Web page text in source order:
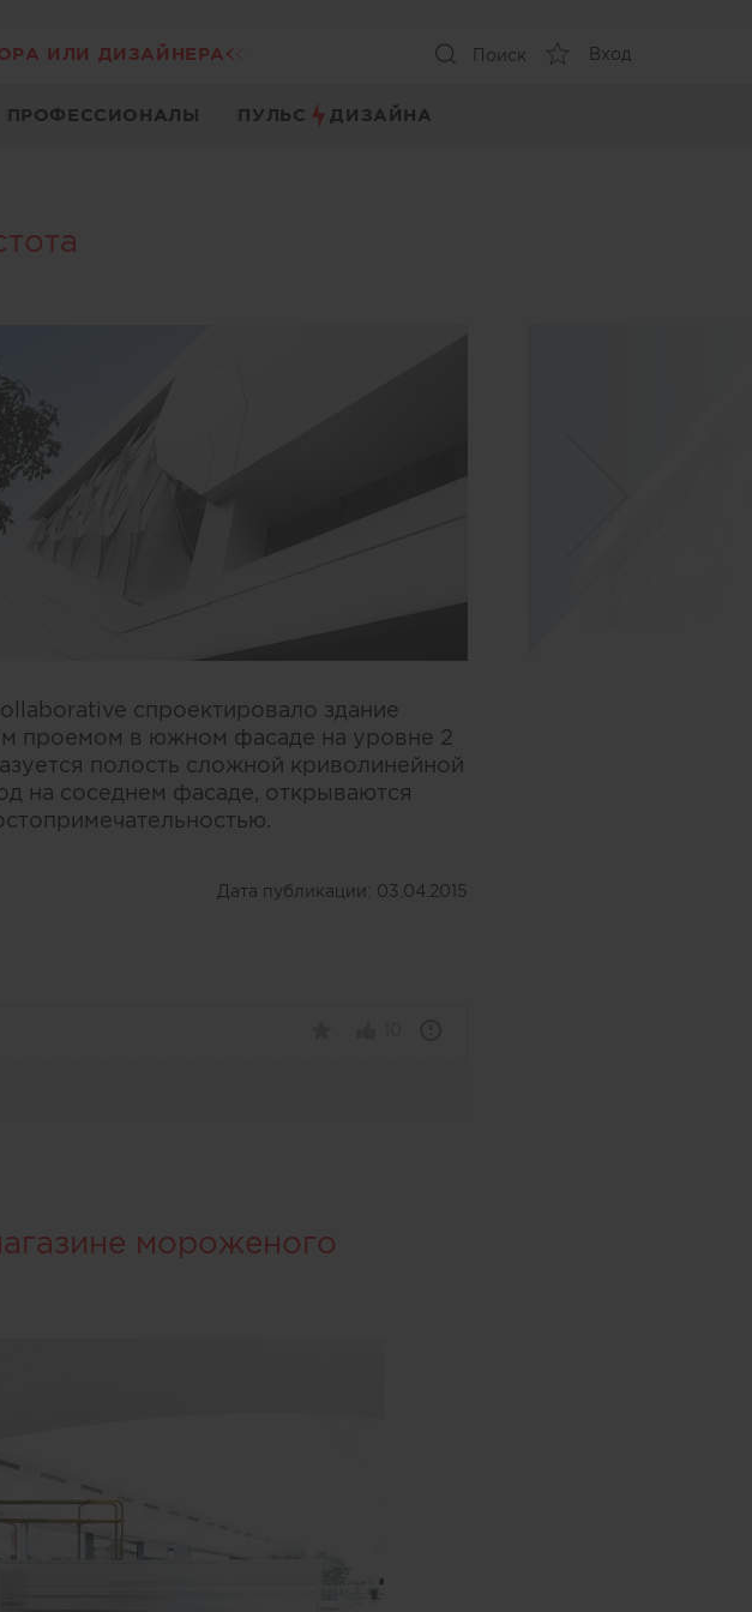
ИЛИ ДИЗАЙНЕРА Поиск Вход
ПРОФЕССИОНАЛЫ ПУЛЬС ДИЗАЙНА
спроектировало здание
проемом в южном фасаде на уровне 2
полость сложной криволинейной
на соседнем фасаде, открываются
Дата публикации: 03.04.2015
мороженого